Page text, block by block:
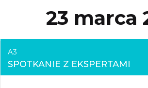
23 marca
A3
SPOTKANIE Z EKSPERTAMI